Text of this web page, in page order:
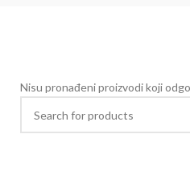
Nisu pronađeni proizvodi koji